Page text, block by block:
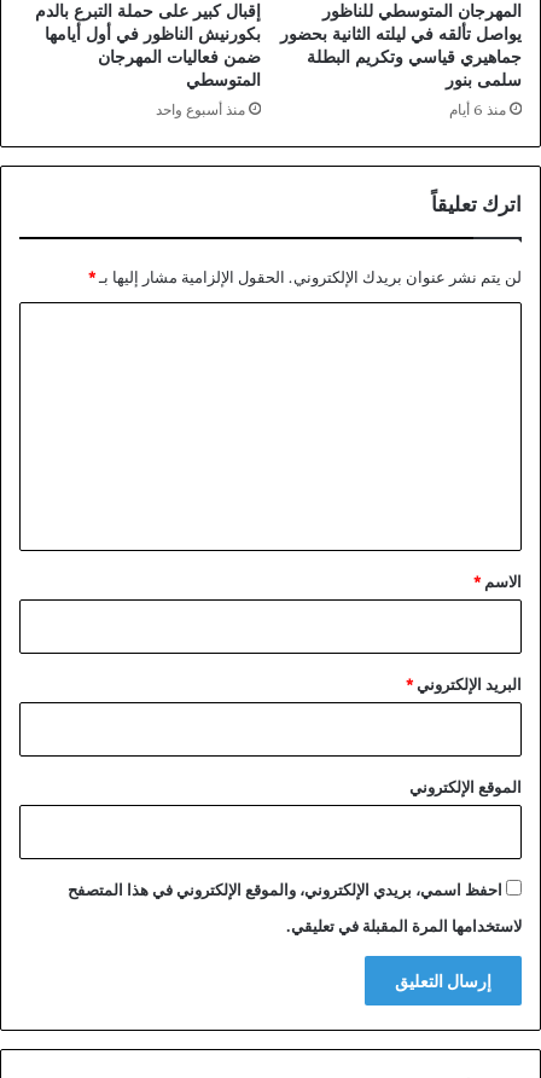
المهرجان المتوسطي للناظور
يواصل تألقه في ليلته الثانية بحضور
جماهيري قياسي وتكريم البطلة
سلمى بنور
منذ 6 أيام
إقبال كبير على حملة التبرع بالدم
بكورنيش الناظور في أول أيامها
ضمن فعاليات المهرجان
المتوسطي
منذ أسبوع واحد
اترك تعليقاً
لن يتم نشر عنوان بريدك الإلكتروني. الحقول الإلزامية مشار إليها بـ*
*
الاسم *
البريد الإلكتروني*
الموقع الإلكتروني
احفظ اسمي، بريدي الإلكتروني، والموقع الإلكتروني في هذا المتصفح
لاستخدامها المرة المقبلة في تعليقي.